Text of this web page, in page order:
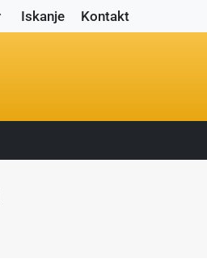
Iskanje Kontakt